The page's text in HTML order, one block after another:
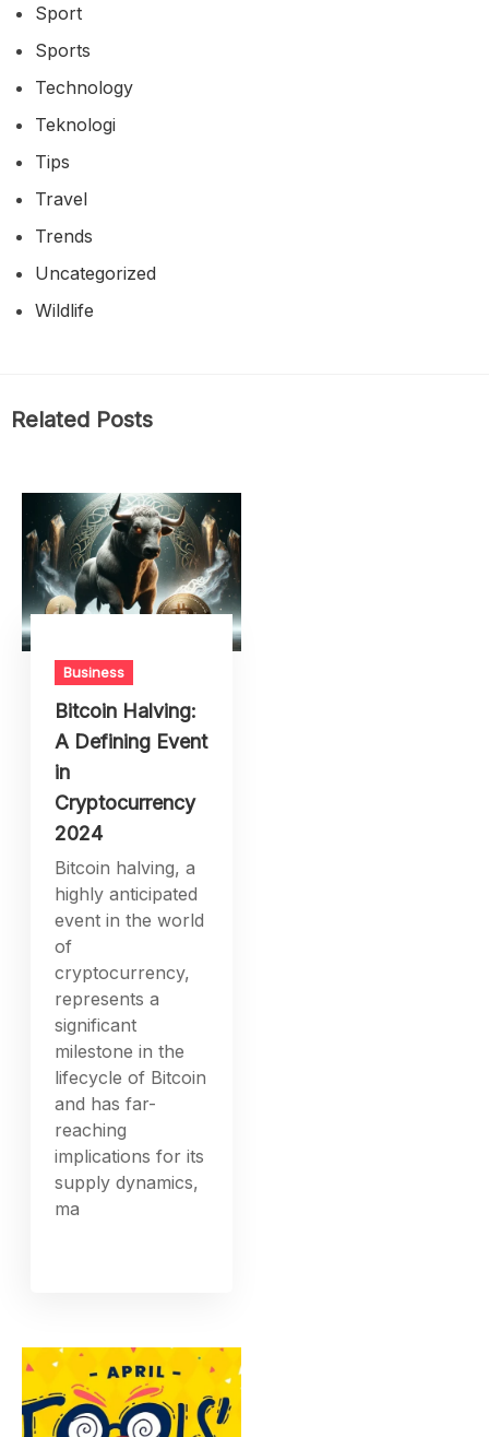
Sport
Sports
Technology
Teknologi
Tips
Travel
Trends
Uncategorized
Wildlife
Related Posts
Business
Bitcoin Halving:
A Defining Event
in
Cryptocurrency
2024
Bitcoin halving, a
highly anticipated
event in the world
of
cryptocurrency,
represents a
significant
milestone in the
lifecycle of Bitcoin
and has far-
reaching
implications for its
supply dynamics,
ma